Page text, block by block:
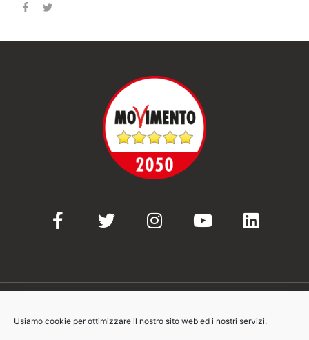
Usiamo cookie per ottimizzare il nostro sito web ed i nostri servizi.